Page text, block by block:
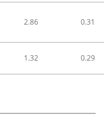
2.86 0.31
1.32 0.29